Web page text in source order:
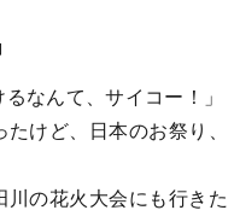
なんて、サイコー！」
けど、日本のお祭り、
川の花火大会にも行きた